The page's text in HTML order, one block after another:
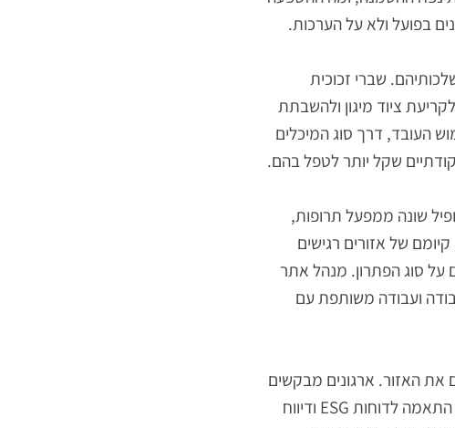
כספים בוחנים את
ההטמנה, ומה ההשפעה
ולא על הערכות.
שברי זכוכית
ציוד מיגון ולהשבתת
שקל יותר לטפל בהם.
שונה ממפעל תרופות,
של אזורים רגישים
סוג הפתרון. מנהל אתר